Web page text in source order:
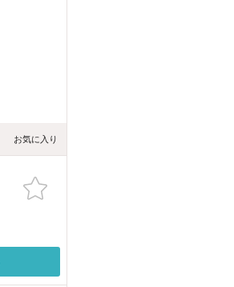
お気に入り